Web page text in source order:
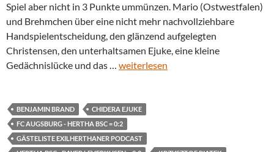
Spiel aber nicht in 3 Punkte ummünzen. Mario (Ostwestfalen)
und Brehmchen über eine nicht mehr nachvollziehbare
Handspielentscheidung, den glänzend aufgelegten
Christensen, den unterhaltsamen Ejuke, eine kleine
Gedächnislücke und das … weiterlesen
BENJAMIN BRAND
CHIDERA EJUKE
FC AUGSBURG - HERTHA BSC = 0:2
GÄSTELISTE EXILHERTHANER PODCAST